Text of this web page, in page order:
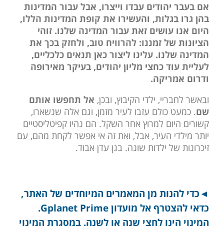
אם בעבר יהודים עבדו וייצרו, אבל עבור המדינות
בהן גרו בגלות, והעשירו את קופת המדינות הללו,
היום אנו עושים זאת עבור המדינה שלנו. זוהי
הציונות של זמננו: להרוויח טוב, ולחזק בכך את
המדינה שלנו. עלינו ליצור כאן תנאים כלכליים,
לעליית עוד כחצי מליון יהודים, בעיקר מאירופה
ודרום אמריקה.
ובאשר לחבריי, ילדי הקיבוץ, ובכן, אל תחפשו אותם
שם. כמעט כולם עזבו לעיר מזמן, וגם אלה שנשארו,
קשורים היום למרוץ אחר השקל. הם נהיו קפיטליסטיים
יותר מילדי העיר, אבל, ואת זה אי אפשר לקחת מהם, עם
זיכרונות של ילדות שונה. בגן עדן אבוד.
◄כדי להנות מן המאמרים המיוחדים של האתר,
כדאי להצטרף אל מועדון Gplanet Prime.
המינוי הינו לחצי שנה או לשנה. במסגרת המינוי